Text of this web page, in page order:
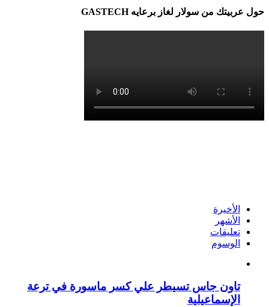
حول عربيتك من سولار لغاز برعايه GASTECH
الأخيرة
الأشهر
تعليقات
الوسوم
تاون جاس تسيطر علي كسر ماسورة في ترعة
الإسماعيلية